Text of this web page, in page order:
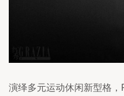
演绎多元运动休闲新型格